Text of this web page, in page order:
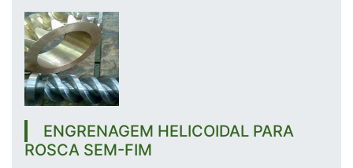
ENGRENAGEM HELICOIDAL PARA
ROSCA SEM-FIM